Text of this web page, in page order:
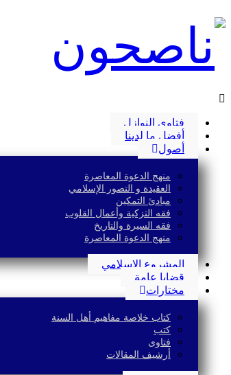
فتاوى النوازل
أفضل ما لدينا
أصول
منهج الدعوة المعاصرة
العقيدة و التصور الإسلامي
مبادئ التمكين
فقه التزكية وأعمال القلوب
فقه السيرة والتاريخ
منهج الدعوة المعاصرة
المشروع الإسلامي
قضايا عامة
مختارات
كتاب خلاصة مفاهيم أهل السنة
كتب
فتاوى
أرشيف المقالات